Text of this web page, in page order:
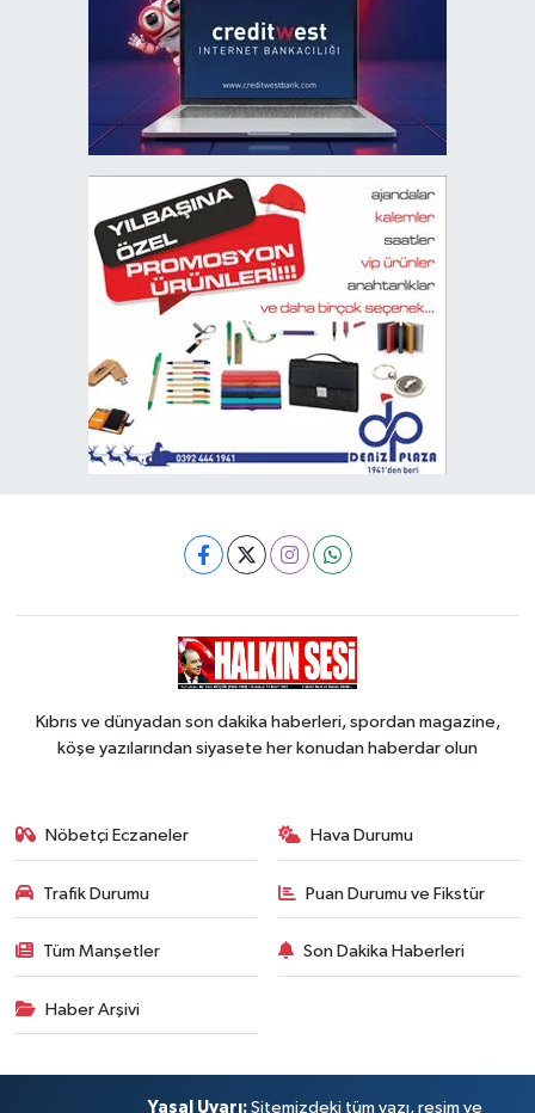
Kıbrıs ve dünyadan son dakika haberleri, spordan magazine,
köşe yazılarından siyasete her konudan haberdar olun
Nöbetçi Eczaneler Hava Durumu
Trafik Durumu Puan Durumu ve Fikstür
Tüm Manşetler Son Dakika Haberleri
Haber Arşivi
Yasal Uyarı: Sitemizdeki tüm yazı, resim ve